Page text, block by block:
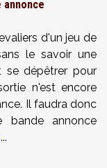
annonce
d'un jeu de
le savoir une
se dépêtrer pour
n'est encore
Il faudra donc
bande annonce
...